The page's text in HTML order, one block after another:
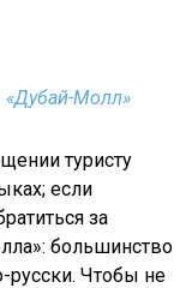
«Дубай-Молл»
туристу
если
за
большинство
русски. Чтобы не